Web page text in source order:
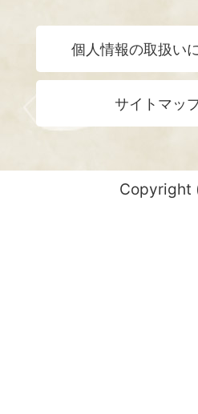
個人情報の取扱い
サイトマッ
Copyright